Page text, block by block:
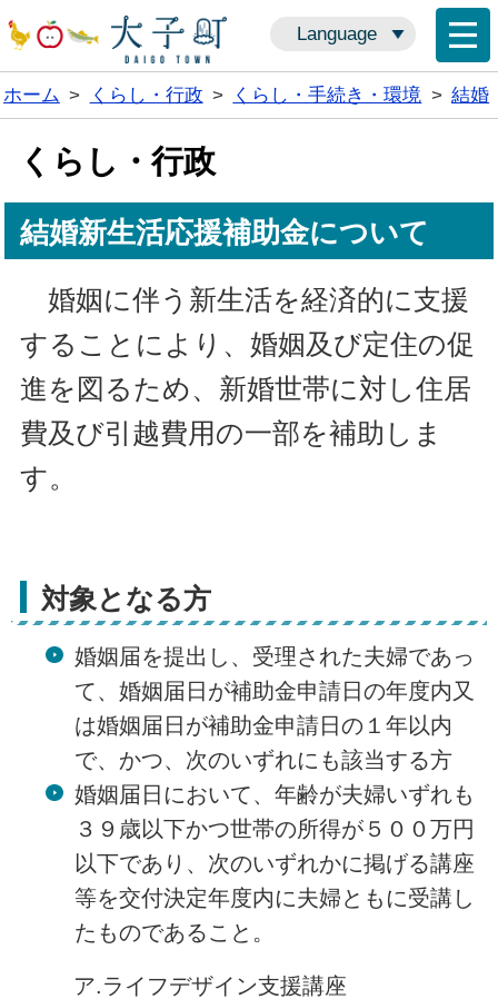
Language
ホーム > くらし・行政 > くらし・手続き・環境 > 結婚
くらし・行政
結婚新生活応援補助金について
婚姻に伴う新生活を経済的に支援
することにより、婚姻及び定住の促
進を図るため、新婚世帯に対し住居
費及び引越費用の一部を補助しま
す。
対象となる方
婚姻届を提出し、受理された夫婦であっ
て、婚姻届日が補助金申請日の年度内又
は婚姻届日が補助金申請日の１年以内
で、かつ、次のいずれにも該当する方
婚姻届日において、年齢が夫婦いずれも
３９歳以下かつ世帯の所得が５００万円
以下であり、次のいずれかに掲げる講座
等を交付決定年度内に夫婦ともに受講し
たものであること。
ア.ライフデザイン支援講座